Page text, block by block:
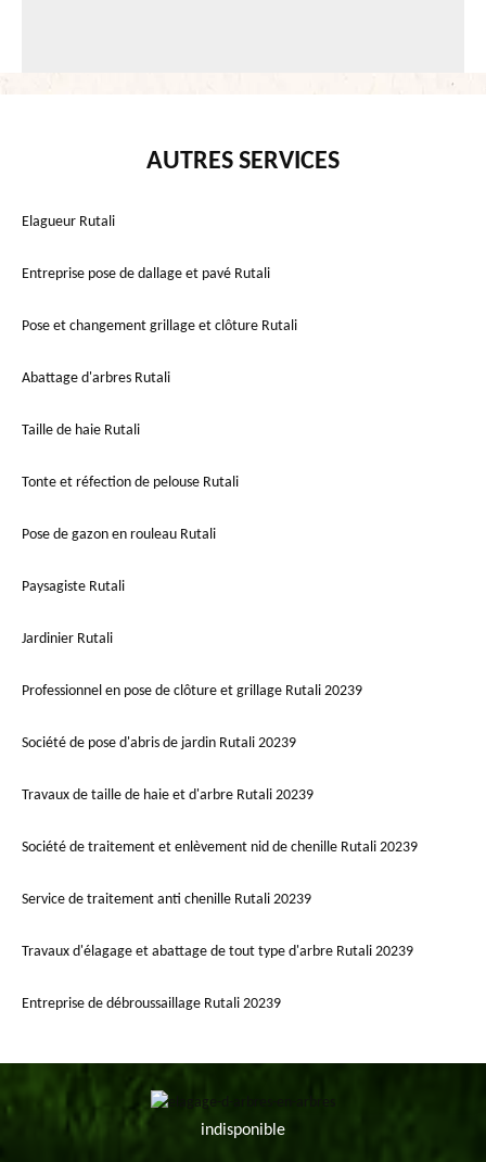
AUTRES SERVICES
Elagueur Rutali
Entreprise pose de dallage et pavé Rutali
Pose et changement grillage et clôture Rutali
Abattage d'arbres Rutali
Taille de haie Rutali
Tonte et réfection de pelouse Rutali
Pose de gazon en rouleau Rutali
Paysagiste Rutali
Jardinier Rutali
Professionnel en pose de clôture et grillage Rutali 20239
Société de pose d'abris de jardin Rutali 20239
Travaux de taille de haie et d'arbre Rutali 20239
Société de traitement et enlèvement nid de chenille Rutali 20239
Service de traitement anti chenille Rutali 20239
Travaux d'élagage et abattage de tout type d'arbre Rutali 20239
Entreprise de débroussaillage Rutali 20239
indisponible